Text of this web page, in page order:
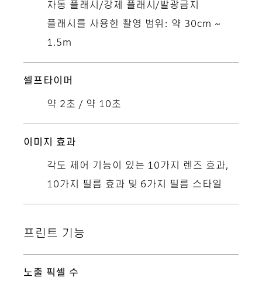
자동 플래시/강제 플래시/발광금지
플래시를 사용한 촬영 범위: 약 30cm ~
1.5m
셀프타이머
약 2초 / 약 10초
이미지 효과
각도 제어 기능이 있는 10가지 렌즈 효과,
10가지 필름 효과 및 6가지 필름 스타일
프린트 기능
노출 픽셀 수